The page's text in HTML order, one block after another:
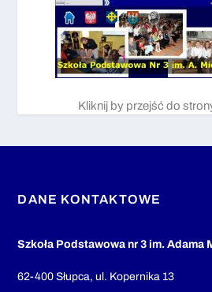
Kliknij by przejść do
DANE KONTAKTOWE
Szkoła Podstawowa nr 3 im. Adama
62-400 Słupca, ul. Kopernika 13